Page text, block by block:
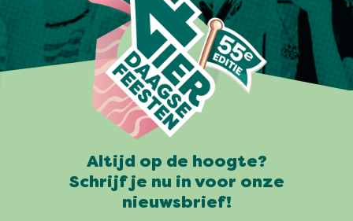
Altijd op de hoogte?
Schrijf je nu in voor onze
nieuwsbrief!